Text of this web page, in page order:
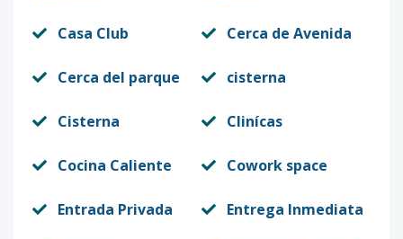
Casa Club Cerca de Avenida
Cerca del parque cisterna
Cisterna Clinícas
Cocina Caliente Cowork space
Entrada Privada Entrega Inmediata